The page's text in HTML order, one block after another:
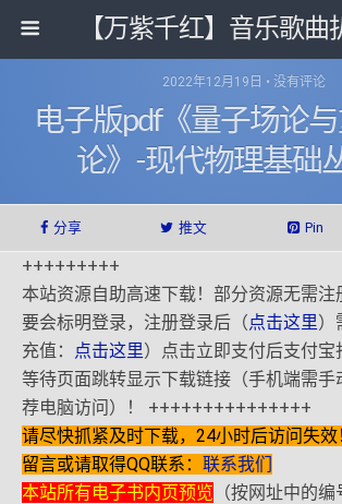
2022年12月19日 • 没有评论
电子版pdf《量子场论
论》-现代物理基础
分享 推文 Pin
+++++++++
本站资源自助高速下载！部分资源无需注
要会标明登录，注册登录后（点击这里）
充值：
点击这里）点击立即支付后支付宝
等待页面跳转显示下载链接（手机端需手
荐电脑访问）！ +++++++++++++++
请尽快抓紧及时下载，24小时后访问失
留言或请取得QQ联系： 联系我们
本站所有电子书内页预览 （按网址中的编